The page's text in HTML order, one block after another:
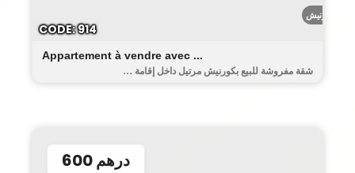
الكورنيش
Appartement à vendre avec ...
شقة مفروشة للبيع بكورنيش مرتيل داخل إقامة ...
CODE: 914
600 درهم